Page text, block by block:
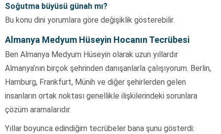
Soğutma büyüsü günah mı?
Bu konu dini yorumlara göre değişiklik gösterebilir.
Almanya Medyum Hüseyin Hocanın Tecrübesi
Ben Almanya Medyum Hüseyin olarak uzun yıllardır
Almanya’nın birçok şehrinden danışanlarla çalışıyorum. Berlin,
Hamburg, Frankfurt, Münih ve diğer şehirlerden gelen
insanların ortak noktası genellikle ilişkilerindeki sorunlara
çözüm aramalarıdır.
Yıllar boyunca edindiğim tecrübeler bana şunu gösterdi: